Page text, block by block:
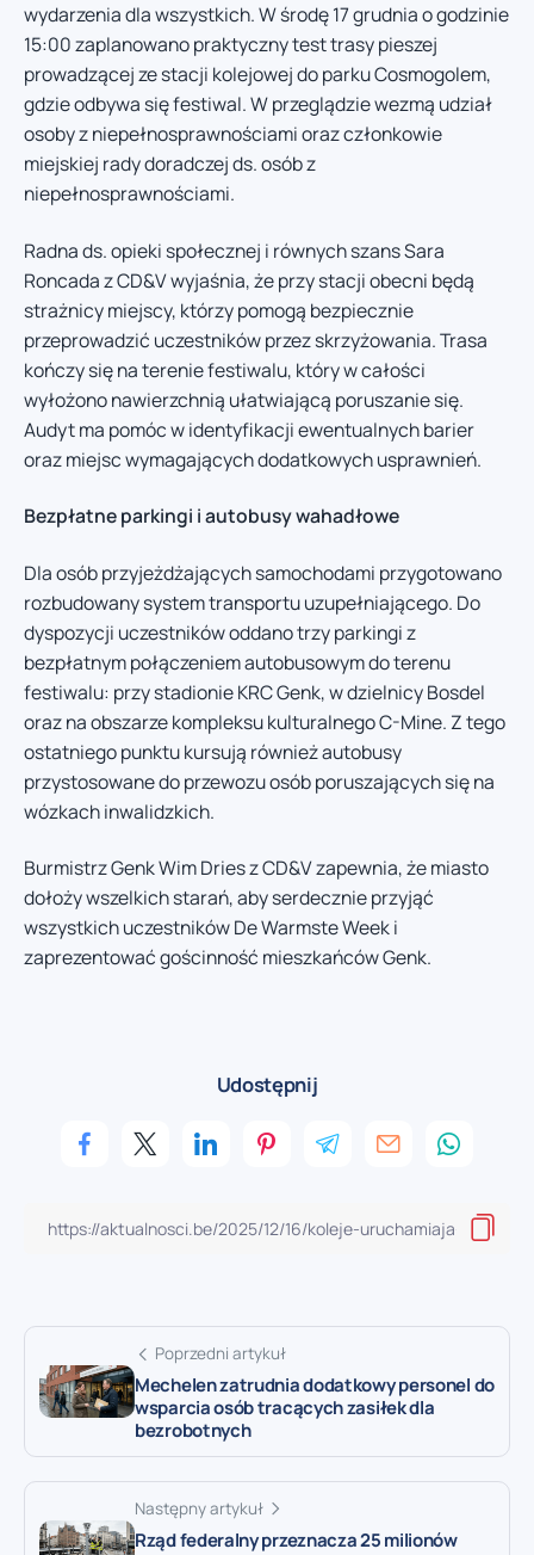
wydarzenia dla wszystkich. W środę 17 grudnia o godzinie
15:00 zaplanowano praktyczny test trasy pieszej
prowadzącej ze stacji kolejowej do parku Cosmogolem,
gdzie odbywa się festiwal. W przeglądzie wezmą udział
osoby z niepełnosprawnościami oraz członkowie
miejskiej rady doradczej ds. osób z
niepełnosprawnościami.
Radna ds. opieki społecznej i równych szans Sara
Roncada z CD&V wyjaśnia, że przy stacji obecni będą
strażnicy miejscy, którzy pomogą bezpiecznie
przeprowadzić uczestników przez skrzyżowania. Trasa
kończy się na terenie festiwalu, który w całości
wyłożono nawierzchnią ułatwiającą poruszanie się.
Audyt ma pomóc w identyfikacji ewentualnych barier
oraz miejsc wymagających dodatkowych usprawnień.
Bezpłatne parkingi i autobusy wahadłowe
Dla osób przyjeżdżających samochodami przygotowano
rozbudowany system transportu uzupełniającego. Do
dyspozycji uczestników oddano trzy parkingi z
bezpłatnym połączeniem autobusowym do terenu
festiwalu: przy stadionie KRC Genk, w dzielnicy Bosdel
oraz na obszarze kompleksu kulturalnego C-Mine. Z tego
ostatniego punktu kursują również autobusy
przystosowane do przewozu osób poruszających się na
wózkach inwalidzkich.
Burmistrz Genk Wim Dries z CD&V zapewnia, że miasto
dołoży wszelkich starań, aby serdecznie przyjąć
wszystkich uczestników De Warmste Week i
zaprezentować gościnność mieszkańców Genk.
Udostępnij
Poprzedni artykuł
Mechelen zatrudnia dodatkowy personel do
wsparcia osób tracących zasiłek dla
bezrobotnych
Następny artykuł
Rząd federalny przeznacza 25 milionów